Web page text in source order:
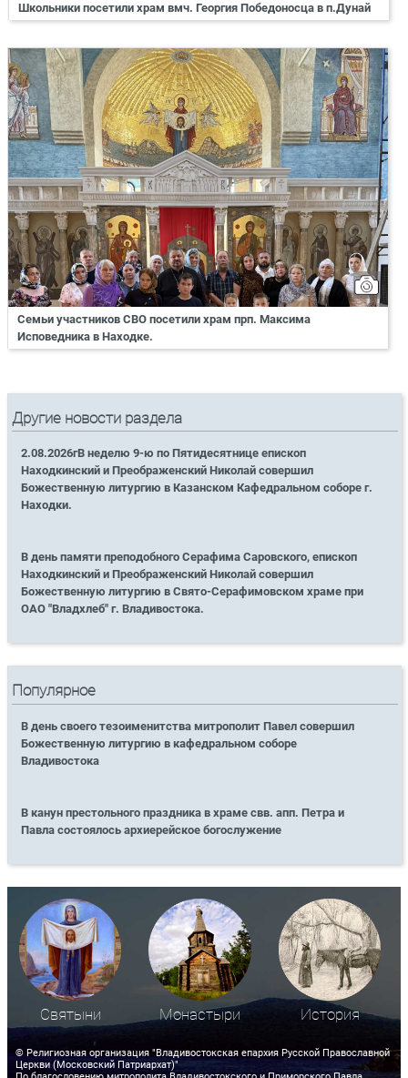
Школьники посетили храм вмч. Георгия Победоносца в п.Дунай
Семьи участников СВО посетили храм прп. Максима
Исповедника в Находке.
Другие новости раздела
2.08.2026гВ неделю 9-ю по Пятидесятнице епископ
Находкинский и Преображенский Николай совершил
Божественную литургию в Казанском Кафедральном соборе г.
Находки.
В день памяти преподобного Серафима Саровского, епископ
Находкинский и Преображенский Николай совершил
Божественную литургию в Свято-Серафимовском храме при
ОАО "Владхлеб" г. Владивостока.
Популярное
В день своего тезоименитства митрополит Павел совершил
Божественную литургию в кафедральном соборе
Владивостока
В канун престольного праздника в храме свв. апп. Петра и
Павла состоялось архиерейское богослужение
Святыни Монастыри История
© Религиозная организация "Владивостокская епархия Русской Православной
Церкви (Московский Патриархат)"